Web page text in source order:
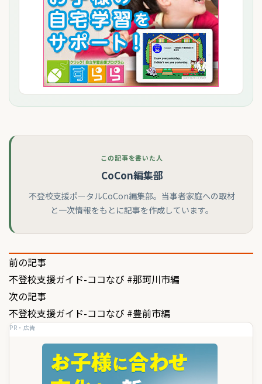
この記事を書いた人
CoCon編集部
不登校支援ポータルCoCon編集部。当事者家庭への取材
と一次情報をもとに記事を作成しています。
投
稿
ナ
ビ
前の記事
不登校支援ガイド-ココなび #那珂川市編
次の記事
不登校支援ガイド-ココなび #豊前市編
PR・広告